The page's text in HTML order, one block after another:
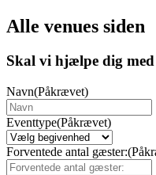
Alle venues siden
Skal vi hjælpe dig
Navn(Påkrævet)
Eventtype(Påkrævet)
Forventede antal gæster: